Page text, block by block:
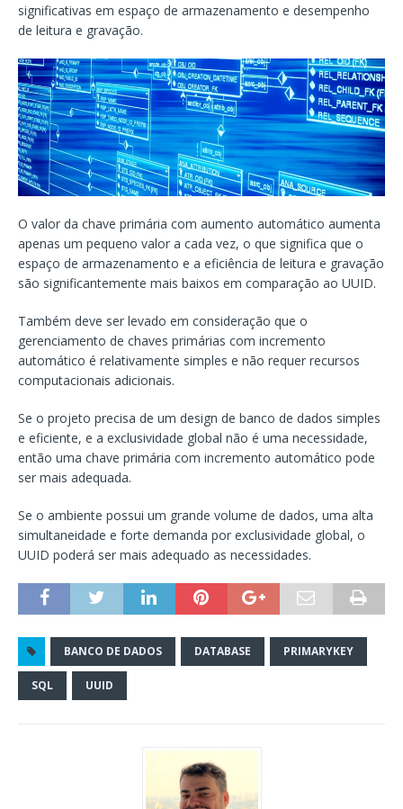
significativas em espaço de armazenamento e desempenho
de leitura e gravação.
O valor da chave primária com aumento automático aumenta
apenas um pequeno valor a cada vez, o que significa que o
espaço de armazenamento e a eficiência de leitura e gravação
são significantemente mais baixos em comparação ao UUID.
Também deve ser levado em consideração que o
gerenciamento de chaves primárias com incremento
automático é relativamente simples e não requer recursos
computacionais adicionais.
Se o projeto precisa de um design de banco de dados simples
e eficiente, e a exclusividade global não é uma necessidade,
então uma chave primária com incremento automático pode
ser mais adequada.
Se o ambiente possui um grande volume de dados, uma alta
simultaneidade e forte demanda por exclusividade global, o
UUID poderá ser mais adequado as necessidades.
BANCO DE DADOS DATABASE PRIMARYKEY
SQL UUID